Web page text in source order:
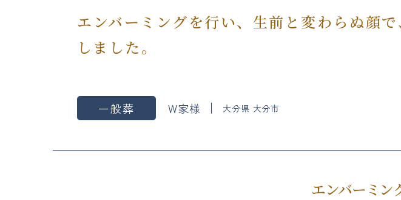
エンバーミングを行い、生前と変わらぬ顔
しました。
一般葬 W家様 大分県 大分市
エンバーミン